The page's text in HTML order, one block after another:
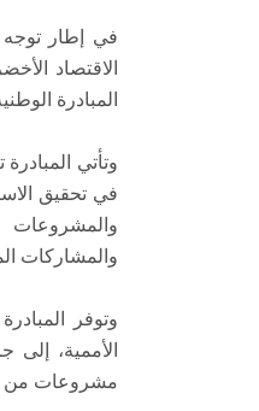
في إطار توجه
الاقتصاد
المبادرة
وتأتي
والمشروعات
والمشاركات
وتوفر
مشروعات من